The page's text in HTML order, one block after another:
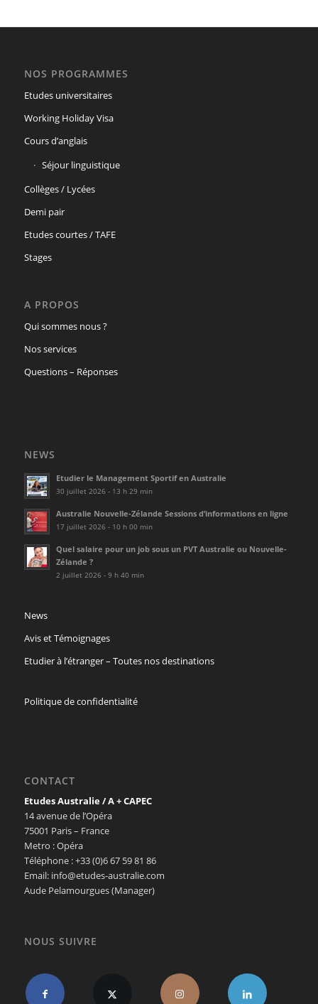
NOS PROGRAMMES
Etudes universitaires
Working Holiday Visa
Cours d’anglais
Séjour linguistique
Collèges / Lycées
Demi pair
Etudes courtes / TAFE
Stages
A PROPOS
Qui sommes nous ?
Nos services
Questions – Réponses
NEWS
Etudier le Management Sportif en Australie
30 juillet 2026 - 13 h 29 min
Australie Nouvelle-Zélande Sessions d’informations en ligne
17 juillet 2026 - 10 h 00 min
Quel salaire pour un job sous un PVT Australie ou Nouvelle-
Zélande ?
2 juillet 2026 - 9 h 40 min
News
Avis et Témoignages
Etudier à l’étranger – Toutes nos destinations
Politique de confidentialité
CONTACT
Etudes Australie / A + CAPEC
14 avenue de l’Opéra
75001 Paris – France
Metro : Opéra
Téléphone : +33 (0)6 67 59 81 86
Email: info@etudes-australie.com
Aude Pelamourgues (Manager)
NOUS SUIVRE